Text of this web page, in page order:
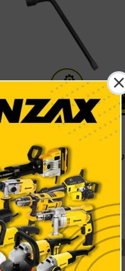
آچار چرخ 14 میلی متر ایران پتک
مدل MC 1410
ناموجود
۱